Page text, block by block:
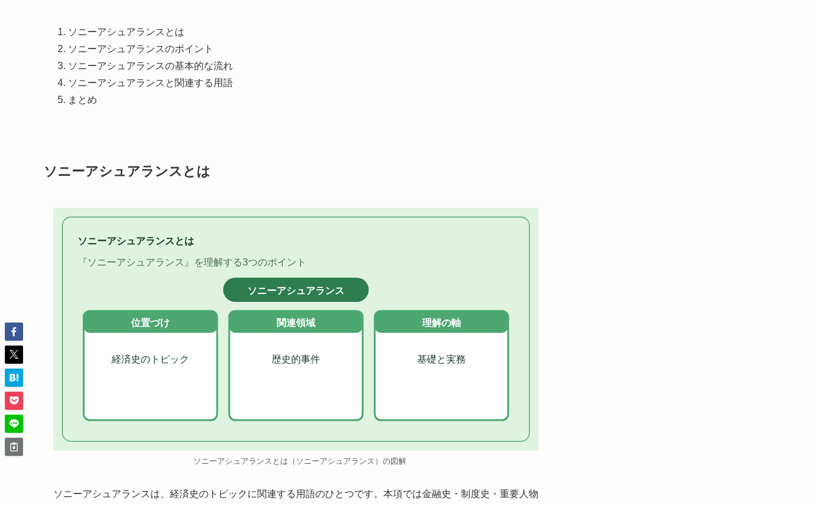
ソニーアシュアランスとは
ソニーアシュアランスのポイント
ソニーアシュアランスの基本的な流れ
ソニーアシュアランスと関連する用語
まとめ
ソニーアシュアランスとは
ソニーアシュアランスとは
『ソニーアシュアランス』を理解する3つのポイント
ソニーアシュアランス
位置づけ
経済史のトピック
関連領域
歴史的事件
理解の軸
基礎と実務
ソニーアシュアランスとは（ソニーアシュアランス）の図解
ソニーアシュアランスは、経済史のトピックに関連する用語のひとつです。本項では金融史・制度史・重要人物